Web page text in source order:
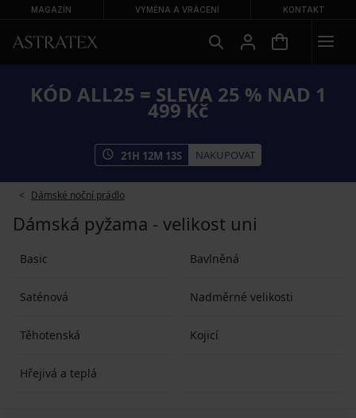
MAGAZÍN VÝMĚNA A VRÁCENÍ KONTAKT
KÓD ALL25 = SLEVA 25 % NAD 1
499 Kč
21H 12M 13S NAKUPOVAT
Dámské noční prádlo
Dámská pyžama - velikost uni
Basic Bavlněná
Saténová Nadměrné velikosti
Těhotenská Kojicí
Hřejivá a teplá